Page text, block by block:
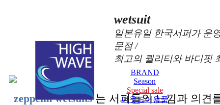
wetsuit
일본유일 한국서퍼가 운
문점 /
최고의 퀄리티와 바디핏
BRAND
Season
Special sale
아웃도어용품
zeppelin wetsuits는 서퍼들의 느낌과 의견